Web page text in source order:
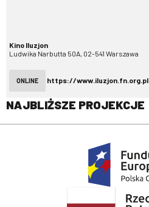
Kino Iluzjon
Ludwika Narbutta 50A, 02-541 Warszawa
ONLINE https://www.iluzjon.fn.org.pl
NAJBLIŻSZE PROJEKCJE